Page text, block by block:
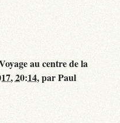
au centre de la
20:14,parPaul